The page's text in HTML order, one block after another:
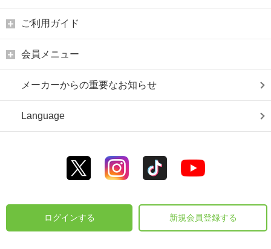
ご利用ガイド
会員メニュー
メーカーからの重要なお知らせ
Language
ログインする 新規会員登録する